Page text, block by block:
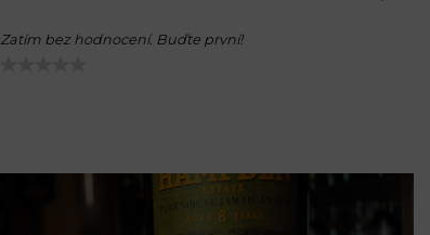
Zatím bez hodnocení. Buďte první!